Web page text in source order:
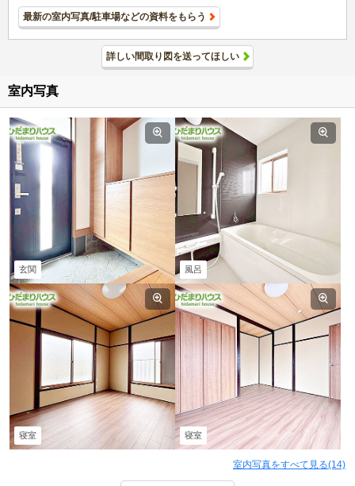
最新の室内写真/駐車場などの資料をもらう
詳しい間取り図を送ってほしい
室内写真
玄関 風呂
寝室 寝室
室内写真をすべて見る(14)